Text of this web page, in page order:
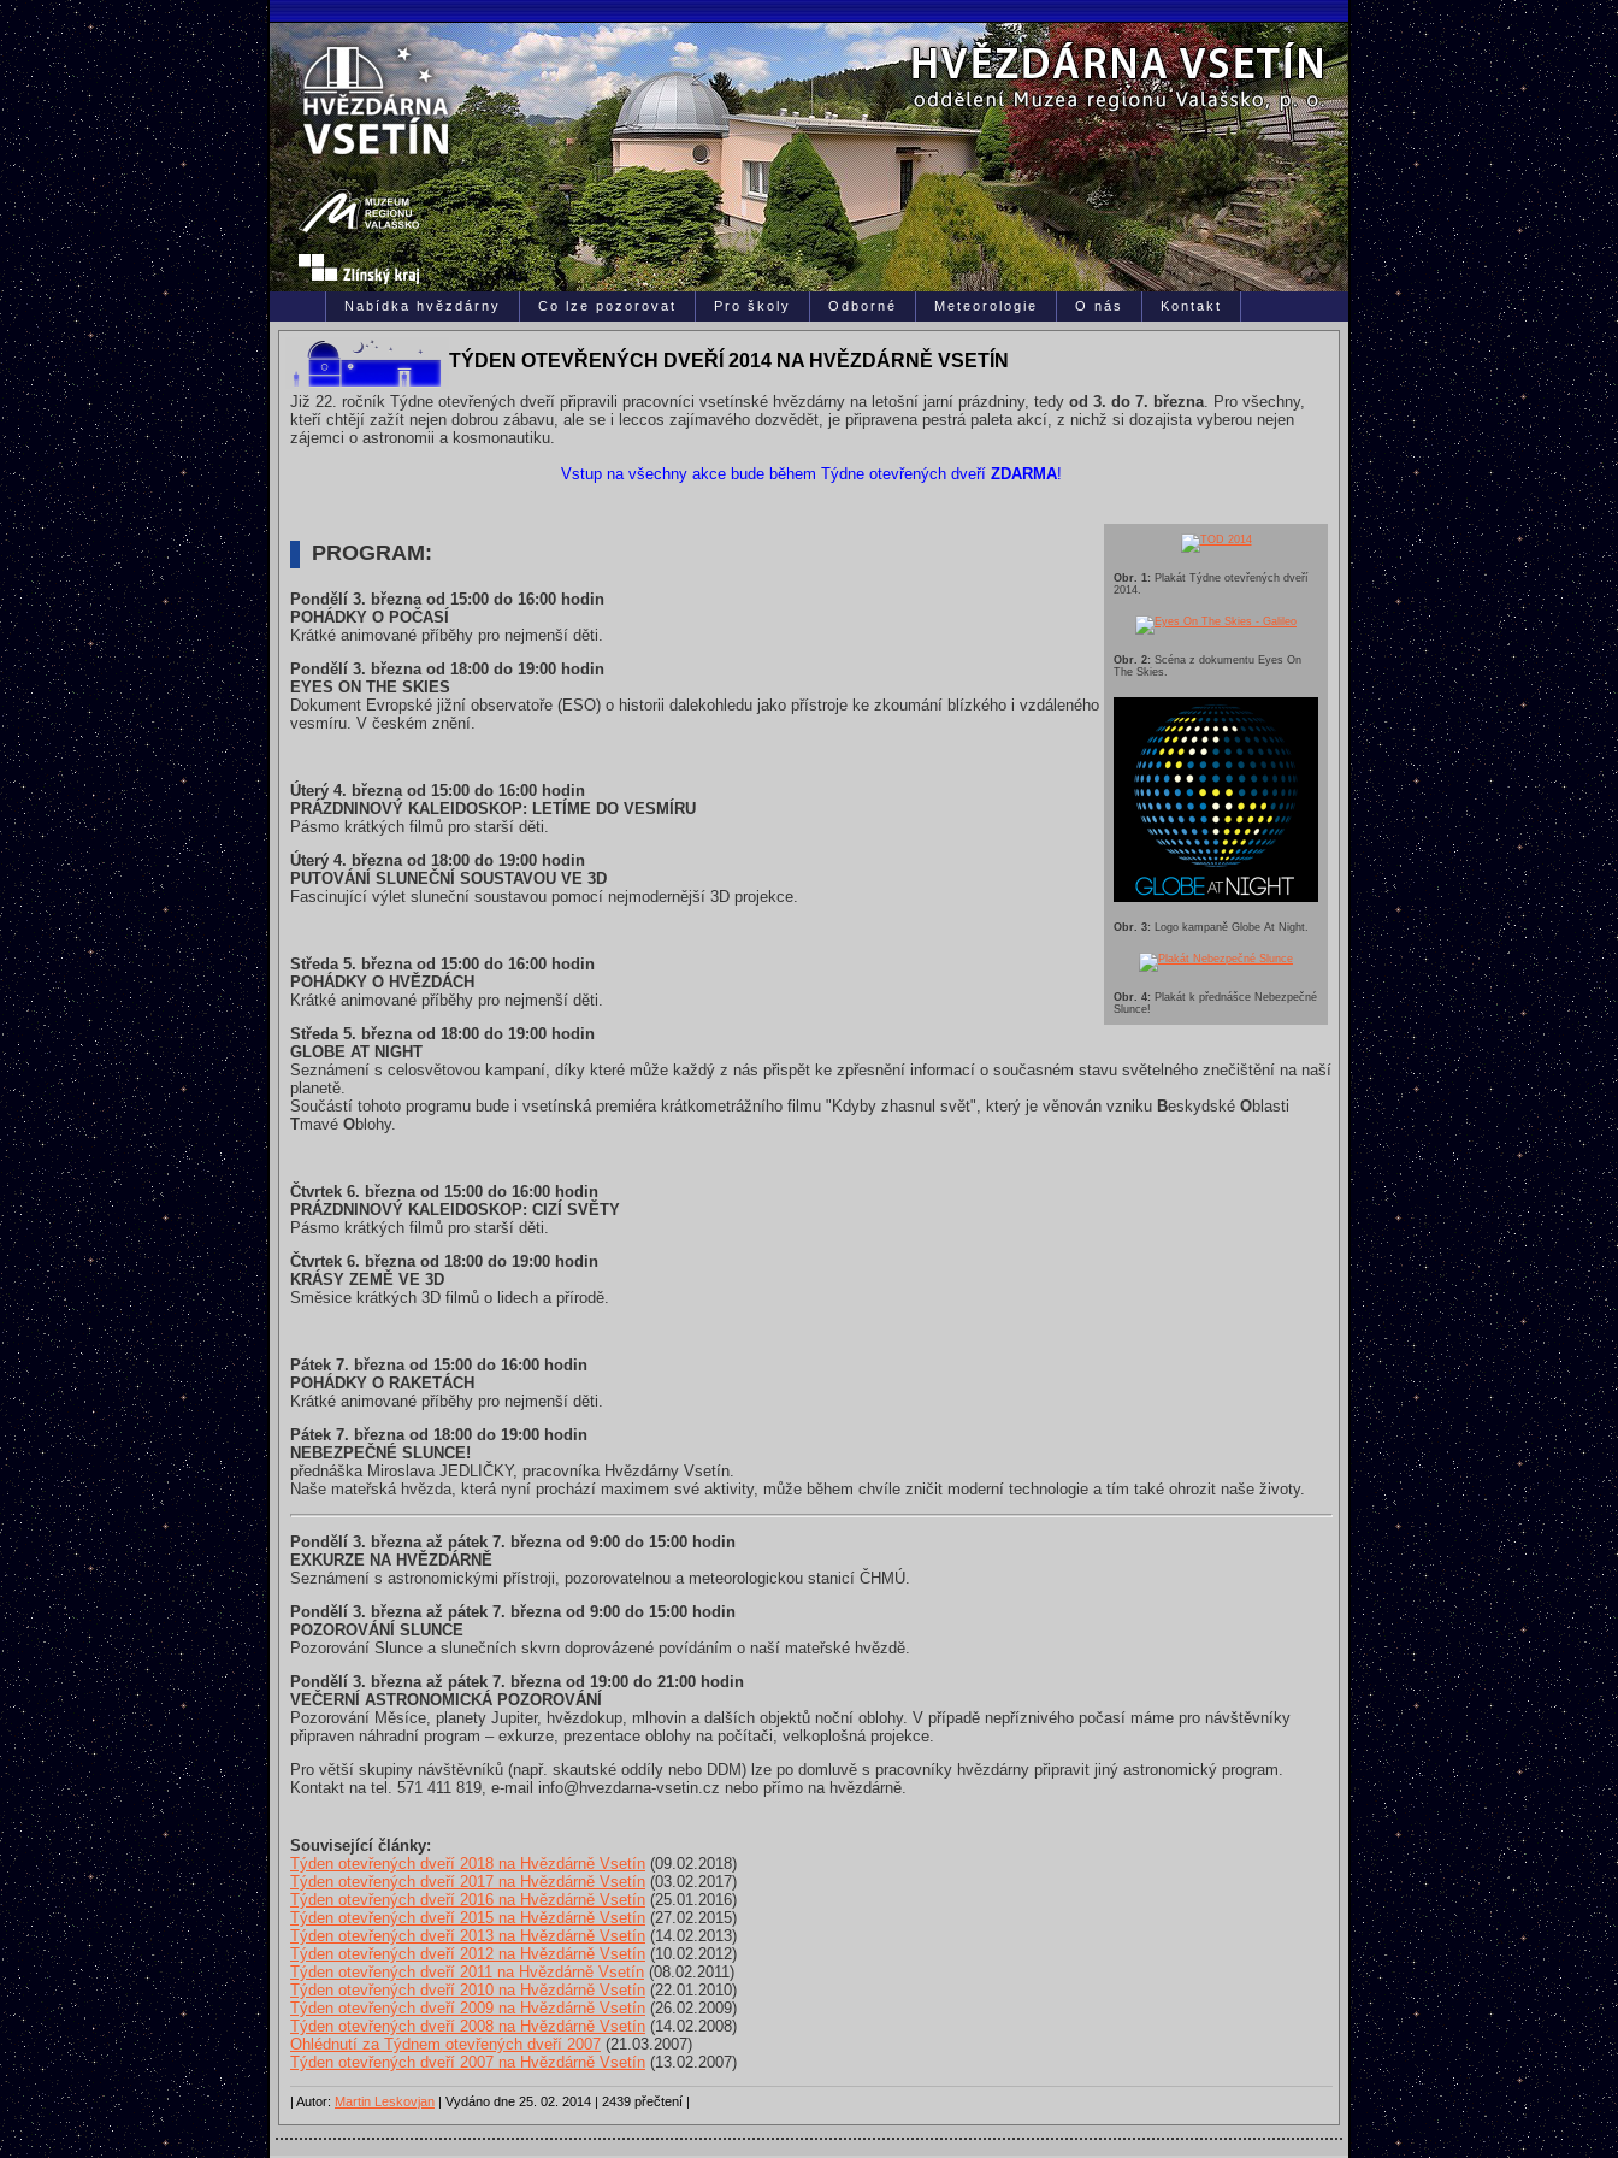
Nabídka hvězdárny Co lze pozorovat Pro školy Odborné Meteorologie O nás Kontakt
TÝDEN OTEVŘENÝCH DVEŘÍ 2014 NA HVĚZDÁRNĚ VSETÍN
Již 22. ročník Týdne otevřených dveří připravili pracovníci vsetínské hvězdárny na letošní jarní prázdniny, tedy od 3. do 7. března . Pro všechny,
kteří chtějí zažít nejen dobrou zábavu, ale se i leccos zajímavého dozvědět, je připravena pestrá paleta akcí, z nichž si dozajista vyberou nejen
zájemci o astronomii a kosmonautiku.
Vstup na všechny akce bude během Týdne otevřených dveří ZDARMA!
Obr. 1: Plakát Týdne otevřených dveří
2014.
Obr. 2: Scéna z dokumentu Eyes On
The Skies.
Obr. 3: Logo kampaně Globe At Night.
Obr. 4: Plakát k přednášce Nebezpečné
Slunce!
PROGRAM:
Pondělí 3. března od 15:00 do 16:00 hodin
POHÁDKY O POČASÍ
Krátké animované příběhy pro nejmenší děti.
Pondělí 3. března od 18:00 do 19:00 hodin
EYES ON THE SKIES
Dokument Evropské jižní observatoře (ESO) o historii dalekohledu jako přístroje ke zkoumání blízkého i vzdáleného
vesmíru. V českém znění.
Úterý 4. března od 15:00 do 16:00 hodin
PRÁZDNINOVÝ KALEIDOSKOP: LETÍME DO VESMÍRU
Pásmo krátkých filmů pro starší děti.
Úterý 4. března od 18:00 do 19:00 hodin
PUTOVÁNÍ SLUNEČNÍ SOUSTAVOU VE 3D
Fascinující výlet sluneční soustavou pomocí nejmodernější 3D projekce.
Středa 5. března od 15:00 do 16:00 hodin
POHÁDKY O HVĚZDÁCH
Krátké animované příběhy pro nejmenší děti.
Středa 5. března od 18:00 do 19:00 hodin
GLOBE AT NIGHT
Seznámení s celosvětovou kampaní, díky které může každý z nás přispět ke zpřesnění informací o současném stavu světelného znečištění na naší
planetě.
Součástí tohoto programu bude i vsetínská premiéra krátkometrážního filmu "Kdyby zhasnul svět", který je věnován vzniku Beskydské Oblasti
Tmavé Oblohy.
Čtvrtek 6. března od 15:00 do 16:00 hodin
PRÁZDNINOVÝ KALEIDOSKOP: CIZÍ SVĚTY
Pásmo krátkých filmů pro starší děti.
Čtvrtek 6. března od 18:00 do 19:00 hodin
KRÁSY ZEMĚ VE 3D
Směsice krátkých 3D filmů o lidech a přírodě.
Pátek 7. března od 15:00 do 16:00 hodin
POHÁDKY O RAKETÁCH
Krátké animované příběhy pro nejmenší děti.
Pátek 7. března od 18:00 do 19:00 hodin
NEBEZPEČNÉ SLUNCE!
přednáška Miroslava JEDLIČKY, pracovníka Hvězdárny Vsetín.
Naše mateřská hvězda, která nyní prochází maximem své aktivity, může během chvíle zničit moderní technologie a tím také ohrozit naše životy.
Pondělí 3. března až pátek 7. března od 9:00 do 15:00 hodin
EXKURZE NA HVĚZDÁRNĚ
Seznámení s astronomickými přístroji, pozorovatelnou a meteorologickou stanicí ČHMÚ.
Pondělí 3. března až pátek 7. března od 9:00 do 15:00 hodin
POZOROVÁNÍ SLUNCE
Pozorování Slunce a slunečních skvrn doprovázené povídáním o naší mateřské hvězdě.
Pondělí 3. března až pátek 7. března od 19:00 do 21:00 hodin
VEČERNÍ ASTRONOMICKÁ POZOROVÁNÍ
Pozorování Měsíce, planety Jupiter, hvězdokup, mlhovin a dalších objektů noční oblohy. V případě nepříznivého počasí máme pro návštěvníky
připraven náhradní program – exkurze, prezentace oblohy na počítači, velkoplošná projekce.
Pro větší skupiny návštěvníků (např. skautské oddíly nebo DDM) lze po domluvě s pracovníky hvězdárny připravit jiný astronomický program.
Kontakt na tel. 571 411 819, e-mail info@hvezdarna-vsetin.cz nebo přímo na hvězdárně.
Související články:
Týden otevřených dveří 2018 na Hvězdárně Vsetín (09.02.2018)
Týden otevřených dveří 2017 na Hvězdárně Vsetín (03.02.2017)
Týden otevřených dveří 2016 na Hvězdárně Vsetín (25.01.2016)
Týden otevřených dveří 2015 na Hvězdárně Vsetín (27.02.2015)
Týden otevřených dveří 2013 na Hvězdárně Vsetín (14.02.2013)
Týden otevřených dveří 2012 na Hvězdárně Vsetín (10.02.2012)
Týden otevřených dveří 2011 na Hvězdárně Vsetín (08.02.2011)
Týden otevřených dveří 2010 na Hvězdárně Vsetín (22.01.2010)
Týden otevřených dveří 2009 na Hvězdárně Vsetín (26.02.2009)
Týden otevřených dveří 2008 na Hvězdárně Vsetín (14.02.2008)
Ohlédnutí za Týdnem otevřených dveří 2007 (21.03.2007)
Týden otevřených dveří 2007 na Hvězdárně Vsetín (13.02.2007)
| Autor: Martin Leskovjan | Vydáno dne 25. 02. 2014 | 2439 přečtení |